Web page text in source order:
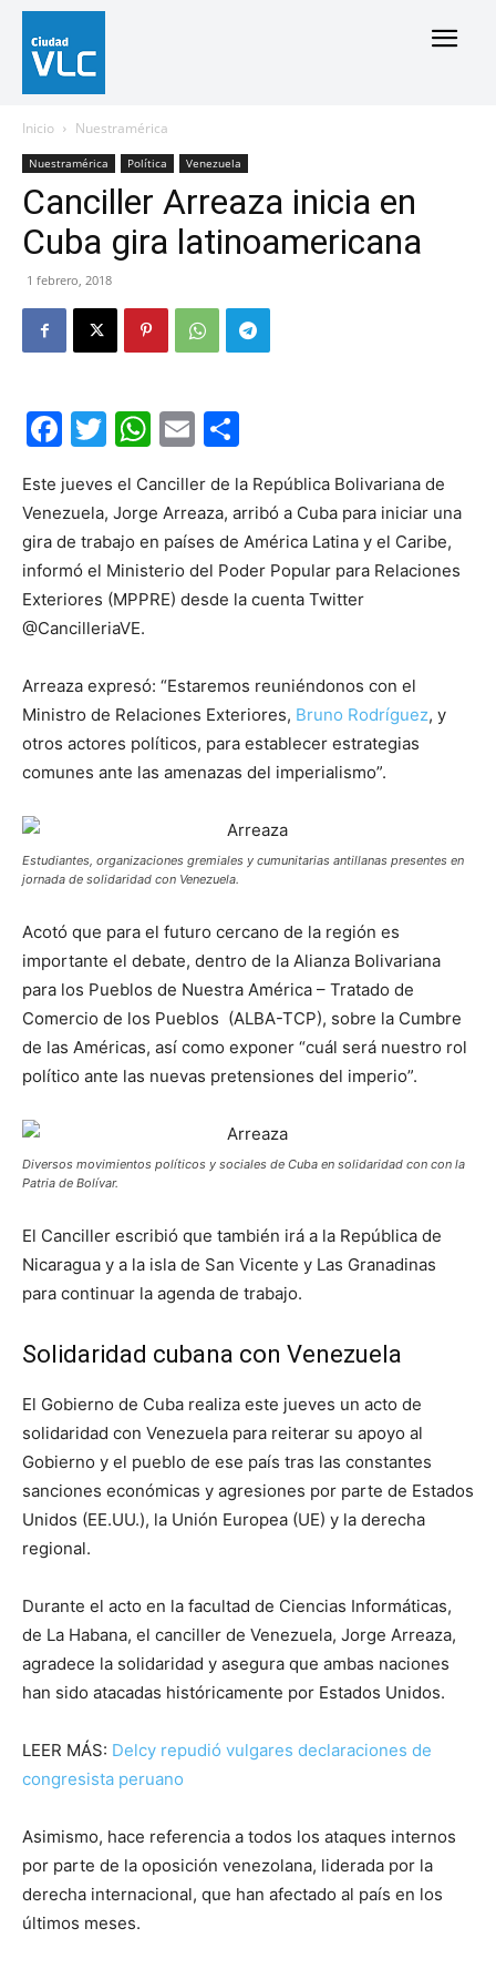
Inicio Nuestramérica
Nuestramérica Política Venezuela
Canciller Arreaza inicia en
Cuba gira latinoamericana
1 febrero, 2018
Facebook
Twitter
WhatsApp
Email
Este jueves el Canciller de la República Bolivariana de
Venezuela, Jorge Arreaza, arribó a Cuba para iniciar una
gira de trabajo en países de América Latina y el Caribe,
informó el Ministerio del Poder Popular para Relaciones
Exteriores (MPPRE) desde la cuenta Twitter
@CancilleriaVE.
Arreaza expresó: “Estaremos reuniéndonos con el
Ministro de Relaciones Exteriores, Bruno Rodríguez, y
otros actores políticos, para establecer estrategias
comunes ante las amenazas del imperialismo”.
Estudiantes, organizaciones gremiales y cumunitarias antillanas presentes en
jornada de solidaridad con Venezuela.
Acotó que para el futuro cercano de la región es
importante el debate, dentro de la Alianza Bolivariana
para los Pueblos de Nuestra América – Tratado de
Comercio de los Pueblos (ALBA-TCP), sobre la Cumbre
de las Américas, así como exponer “cuál será nuestro rol
político ante las nuevas pretensiones del imperio”.
Diversos movimientos políticos y sociales de Cuba en solidaridad con con la
Patria de Bolívar.
El Canciller escribió que también irá a la República de
Nicaragua y a la isla de San Vicente y Las Granadinas
para continuar la agenda de trabajo.
Solidaridad cubana con Venezuela
El Gobierno de Cuba realiza este jueves un acto de
solidaridad con Venezuela para reiterar su apoyo al
Gobierno y el pueblo de ese país tras las constantes
sanciones económicas y agresiones por parte de Estados
Unidos (EE.UU.), la Unión Europea (UE) y la derecha
regional.
Durante el acto en la facultad de Ciencias Informáticas,
de La Habana, el canciller de Venezuela, Jorge Arreaza,
agradece la solidaridad y asegura que ambas naciones
han sido atacadas históricamente por Estados Unidos.
LEER MÁS: Delcy repudió vulgares declaraciones de
congresista peruano
Asimismo, hace referencia a todos los ataques internos
por parte de la oposición venezolana, liderada por la
derecha internacional, que han afectado al país en los
últimos meses.